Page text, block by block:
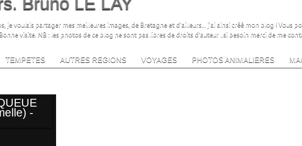
je voulais partager mes meilleures images, de Bretagne et d'ailleurs... j'ai ainsi créé mon blog ! Vous
visite. NB : les photos de ce blog ne sont pas libres de droits d'auteur ..si besoin merci de me
TEMPETES AUTRES REGIONS VOYAGES PHOTOS ANIMALIERES